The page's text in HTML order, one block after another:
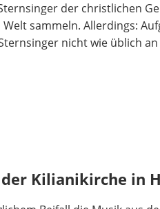
der christlichen
sammeln. Allerdings:
nicht wie üblich
Kilianikirche in